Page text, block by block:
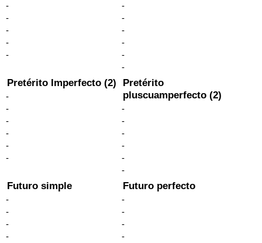
-
-
-
-
-
-
-
-
-
-
-
Pretérito Imperfecto (2)
-
-
-
-
-
-
Pretérito
pluscuamperfecto (2)
-
-
-
-
-
-
Futuro simple
-
-
-
-
Futuro perfecto
-
-
-
-